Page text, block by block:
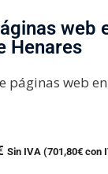
web
Henares
páginas web
Sin IVA (701,80€ con